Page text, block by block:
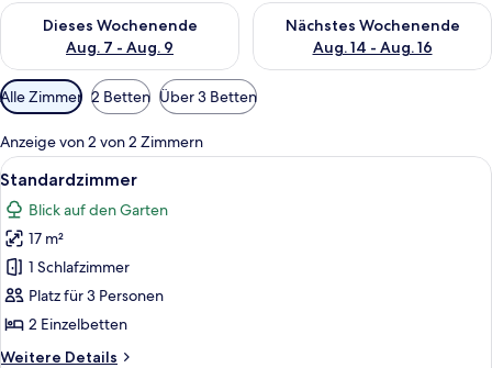
Dieses Wochenende
Aug. 7 - Aug. 9
Überprüfe die Verfügbarkeit für dieses Wochenende, Aug. 7
Nächstes Wochenende
Aug. 14 - Aug. 16
Überprüfe die Verfügbarkeit
Verfügbare
Filter
für
Zimmer
Alle Zimmer 2 Betten Über 3 Betten
Anzeige von 2 von 2 Zimmern
Alle
Fotos
für
Standardzimmer
anzeigen
Minibar, Schreibtisch, kostenlose
5
Standardzimmer
Blick auf den Garten
17 m²
1 Schlafzimmer
Platz für 3 Personen
2 Einzelbetten
Weitere Details
Weitere